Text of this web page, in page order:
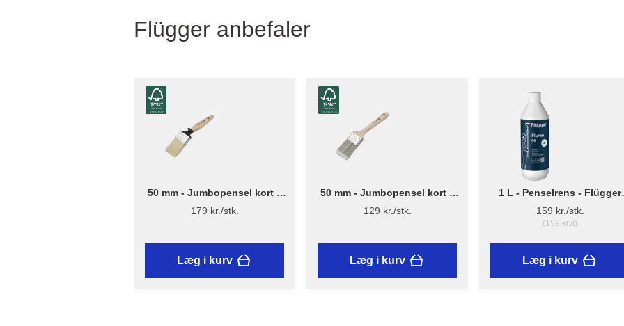
Flügger anbefaler
50 mm - Jumbopensel kort –
Flügger Excellence Series
179 kr./stk.
Læg i kurv
50 mm - Jumbopensel kort –
Flügger Pro Series
129 kr./stk.
Læg i kurv
1 L - Penselrens - Flügger
Fluren 59
159 kr./stk.
(159 kr./l)
Læg i kurv